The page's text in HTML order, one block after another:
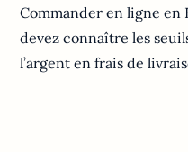
Commander en ligne en
devez connaître les
l’argent en frais de